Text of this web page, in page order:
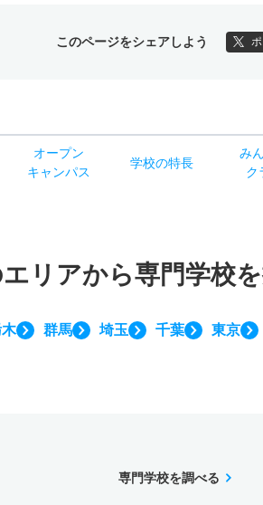
このページをシェアしよう
オープン
キャンパス
学校の特長
み
ク
リアから専門学校
群馬 埼玉 千葉 東京
専門学校を調べる